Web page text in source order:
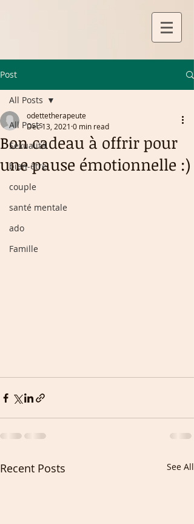
Post
All Posts
Sexualité
bien-être
couple
santé mentale
ado
Famille
All Posts
Bon cadeau à offrir pour
une pause émotionnelle :)
odettetherapeute
Dec 13, 2021 0 min read
Recent Posts See All